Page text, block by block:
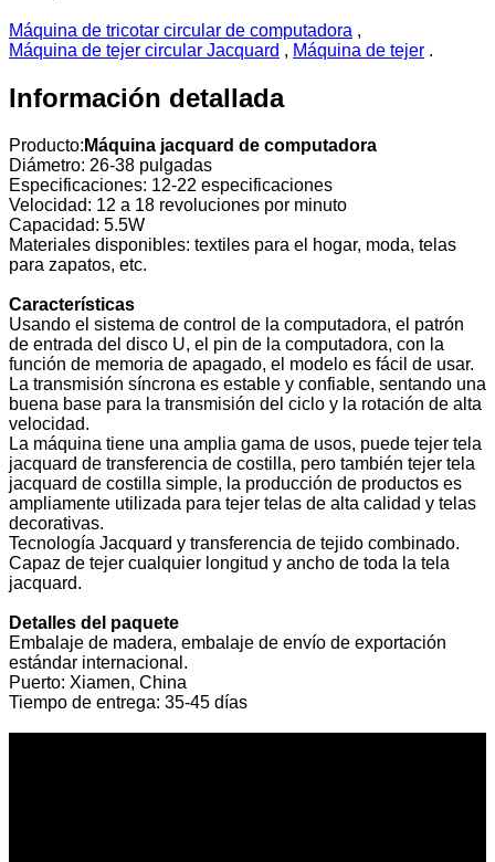
Máquina de tricotar circular de computadora ,
Máquina de tejer circular Jacquard , Máquina de tejer .
Información detallada
Producto: Máquina jacquard de computadora
Diámetro: 26-38 pulgadas
Especificaciones: 12-22 especificaciones
Velocidad: 12 a 18 revoluciones por minuto
Capacidad: 5.5W
Materiales disponibles: textiles para el hogar, moda, telas
para zapatos, etc.
Características
Usando el sistema de control de la computadora, el patrón
de entrada del disco U, el pin de la computadora, con la
función de memoria de apagado, el modelo es fácil de usar.
La transmisión síncrona es estable y confiable, sentando una
buena base para la transmisión del ciclo y la rotación de alta
velocidad.
La máquina tiene una amplia gama de usos, puede tejer tela
jacquard de transferencia de costilla, pero también tejer tela
jacquard de costilla simple, la producción de productos es
ampliamente utilizada para tejer telas de alta calidad y telas
decorativas.
Tecnología Jacquard y transferencia de tejido combinado.
Capaz de tejer cualquier longitud y ancho de toda la tela
jacquard.
Detalles del paquete
Embalaje de madera, embalaje de envío de exportación
estándar internacional.
Puerto: Xiamen, China
Tiempo de entrega: 35-45 días